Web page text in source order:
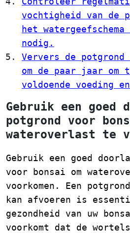
vochtigheid van de
het
nodig.
Ververs de
om de paar jaar om
voldoende voeding
Gebruik een goed
potgrond voor
wateroverlast te
Gebruik een goed
voor bonsai om
voorkomen. Een
kan afvoeren is
gezondheid van uw
voorkomt dat de